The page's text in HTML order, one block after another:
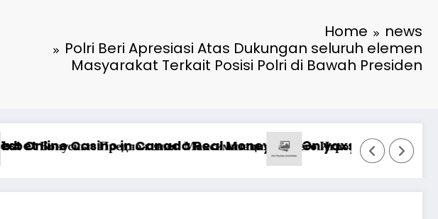
Home
news
Polri Beri Apresiasi Atas Dukungan seluruh elemen
Masyarakat Terkait Posisi Polri di Bawah Presiden
казино
Pinco Online Casino: Oyunçuların Müştəri Xidmətlərindən Nələr
*Pastikan